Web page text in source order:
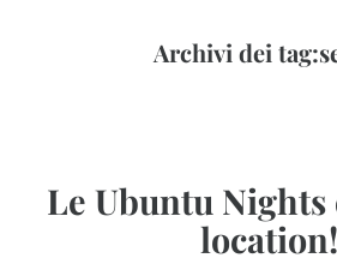
X
Archivi dei tag:
Le Ubuntu
location!